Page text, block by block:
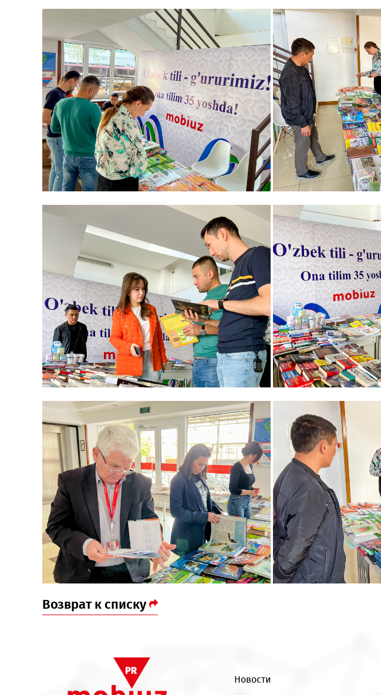
Ведь, книга – это путь к разуму, знаниям и духовному богатству.